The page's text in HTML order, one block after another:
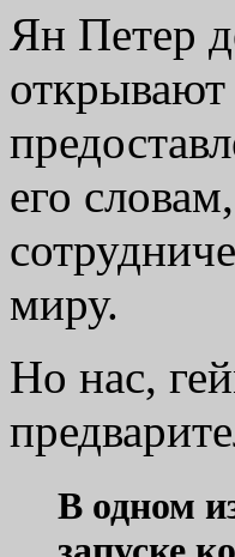
Ян Петер
его
миру.
Но нас,
В одном